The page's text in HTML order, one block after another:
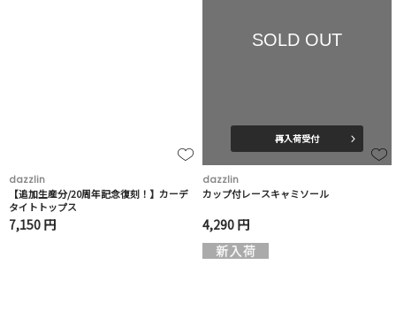
dazzlin
【追加生産分/20周年記念復刻！】カーデ
タイトトップス
7,150 円
SOLD OUT
再入荷受付
dazzlin
カップ付レースキャミソール
4,290 円